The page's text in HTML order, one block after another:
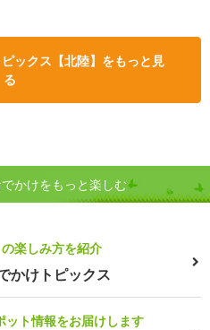
ックス【北陸】をもっと見
る
かけをもっと楽しむ
楽しみ方を紹介
かけトピックス
ット情報をお届けします